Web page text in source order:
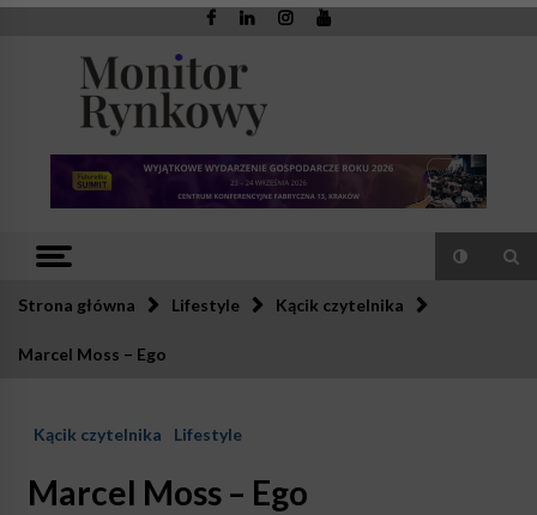
Skip
Monitor
Rynkowy
Strona główna Lifestyle Kącik czytelnika
Marcel Moss – Ego
Kącik czytelnika Lifestyle
Marcel Moss – Ego